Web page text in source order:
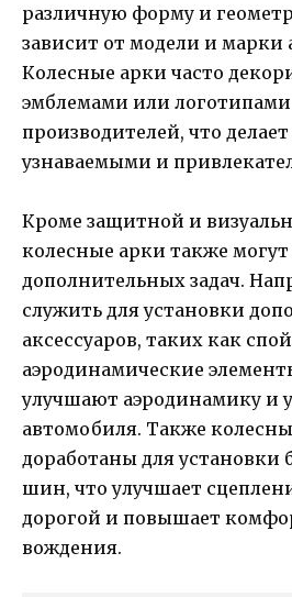
различную форму и
зависит от модели и марки
Колесные арки часто
эмблемами или
производителей, что
узнаваемыми и
Кроме защитной и
колесные арки также
дополнительных задач.
служить для установки
аксессуаров, таких как
аэродинамические
улучшают аэродинамику и
автомобиля. Также
доработаны для установки
шин, что улучшает
дорогой и повышает
вождения.